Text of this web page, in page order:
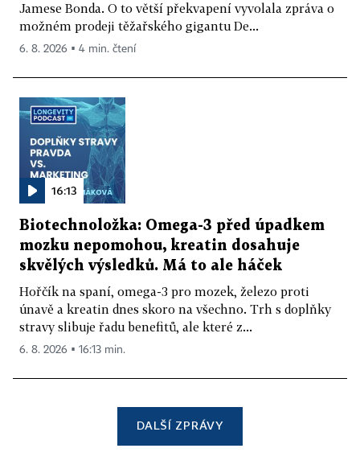
Jamese Bonda. O to větší překvapení vyvolala zpráva o
možném prodeji těžařského gigantu De...
6. 8. 2026 ▪ 4 min. čtení
16:13
Biotechnoložka: Omega-3 před úpadkem
mozku nepomohou, kreatin dosahuje
skvělých výsledků. Má to ale háček
Hořčík na spaní, omega-3 pro mozek, železo proti
únavě a kreatin dnes skoro na všechno. Trh s doplňky
stravy slibuje řadu benefitů, ale které z...
6. 8. 2026 ▪ 16:13 min.
DALŠÍ ZPRÁVY